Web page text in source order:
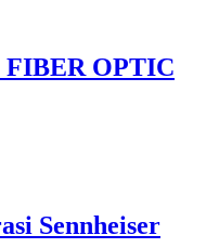
OPTIC
Sennheiser